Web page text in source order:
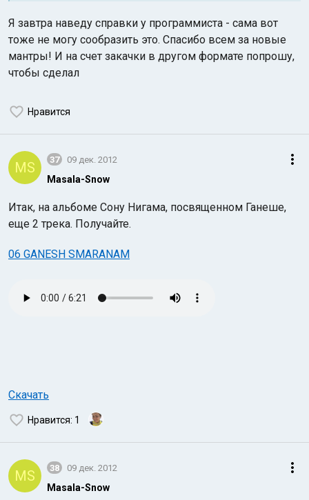
Я завтра наведу справки у программиста - сама вот
тоже не могу сообразить это. Спасибо всем за новые
мантры! И на счет закачки в другом формате попрошу,
чтобы сделал
Нравится
MS 37 09 дек. 2012
Masala-Snow
Итак, на альбоме Сону Нигама, посвященном Ганеше,
еще 2 трека. Получайте.
06 GANESH SMARANAM
Скачать
Нравится: 1
MS 38 09 дек. 2012
Masala-Snow